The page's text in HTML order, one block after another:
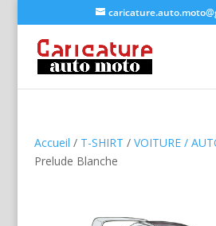
Accueil / T-SHIRT / VOITURE /
Prelude Blanche